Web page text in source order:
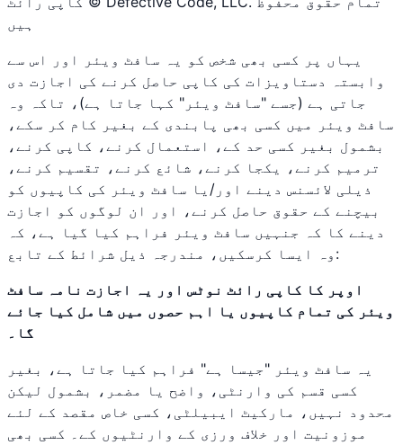
ہیں
یہاں پر کسی بھی شخص کو یہ سافٹ ویئر اور اس سے
وابستہ دستاویزات کی کاپی حاصل کرنے کی اجازت دی
جاتی ہے (جسے "سافٹ ویئر" کہا جاتا ہے)، تاکہ وہ
سافٹ ویئر میں کسی بھی پابندی کے بغیر کام کر سکے،
بشمول بغیر کسی حد کے، استعمال کرنے، کاپی کرنے،
ترمیم کرنے، یکجا کرنے، شائع کرنے، تقسیم کرنے،
ذیلی لائسنس دینے اور/یا سافٹ ویئر کی کاپیوں کو
بیچنے کے حقوق حاصل کرنے، اور ان لوگوں کو اجازت
دینے کا کہ جنہیں سافٹ ویئر فراہم کیا گیا ہے، کہ
وہ ایسا کرسکیں، مندرجہ ذیل شرائط کے تابع:
اوپر کا کاپی رائٹ نوٹس اور یہ اجازت نامہ سافٹ
ویئر کی تمام کاپیوں یا اہم حصوں میں شامل کیا جائے
گا۔
یہ سافٹ ویئر "جیسا ہے" فراہم کیا جاتا ہے، بغیر
کسی قسم کی وارنٹی، واضح یا مضمر، بشمول لیکن
محدود نہیں، مارکیٹ ایبیلٹی، کسی خاص مقصد کے لئے
موزونیت اور خلاف ورزی کے وارنٹیوں کے۔ کسی بھی